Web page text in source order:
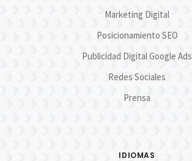
Marketing Digital
Posicionamiento SEO
Publicidad Digital Google Ads
Redes Sociales
Prensa
IDIOMAS